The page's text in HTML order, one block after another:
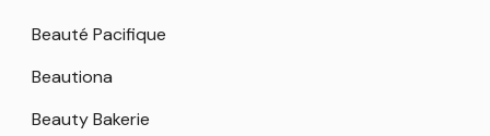
Beauté Pacifique
Beautiona
Beauty Bakerie